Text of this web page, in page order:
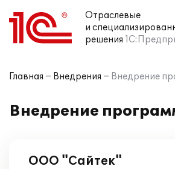
Отраслевые
и
решения
Главная Внедрения Внедрение
Внедрение
ООО "Сайтек"